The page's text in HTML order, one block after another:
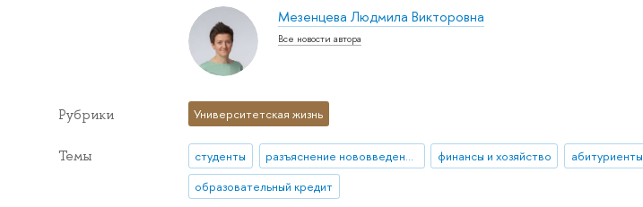
Мезенцева Людмила Викторовна
Все новости автора
Рубрики Университетская жизнь
Темы студенты разъяснение нововведения финансы и хозяйство
абитуриенты
образовательный кредит